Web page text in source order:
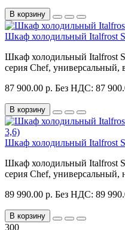
В корзину
Шкаф холодильный Italfrost
Шкаф холодильный Italfrost
серия Chef, универсальный,
87 900.00 р. Без НДС: 87
В корзину
Шкаф холодильный Italfrost
Шкаф холодильный Italfrost
серия Chef, универсальный,
89 990.00 р. Без НДС: 89
В корзину
300